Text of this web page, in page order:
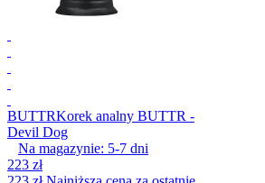
BUTTRKorek analny BUTTR -
Devil Dog
Na magazynie: 5-7 dni
223 zł